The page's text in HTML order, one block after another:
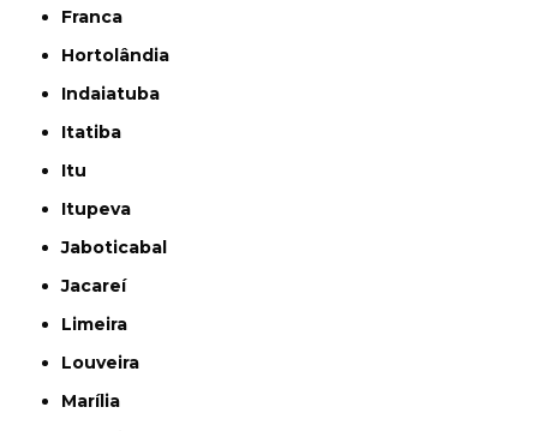
Franca
Hortolândia
Indaiatuba
Itatiba
Itu
Itupeva
Jaboticabal
Jacareí
Limeira
Louveira
Marília